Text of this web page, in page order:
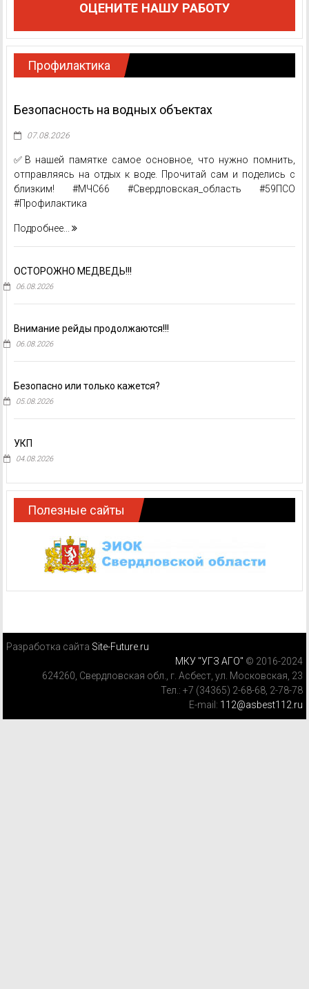
ОЦЕНИТЕ НАШУ РАБОТУ
Профилактика
Безопасность на водных объектах
07.08.2026
✅В нашей памятке самое основное, что нужно помнить,
отправляясь на отдых к воде. Прочитай сам и поделись с
близким! #МЧС66 #Свердловская_область #59ПСО
#Профилактика
Подробнее...
ОСТОРОЖНО МЕДВЕДЬ!!!
06.08.2026
Внимание рейды продолжаются!!!
06.08.2026
Безопасно или только кажется?
05.08.2026
УКП
04.08.2026
Полезные сайты
Разработка сайта Site-Future.ru
МКУ "УГЗ АГО" © 2016-2024
624260, Свердловская обл., г. Асбест, ул. Московская, 23
Тел.: +7 (34365) 2-68-68, 2-78-78
E-mail: 112@asbest112.ru